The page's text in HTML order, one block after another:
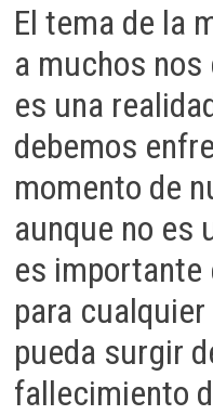
El tema de la
a muchos nos
es una
debemos
momento de
aunque no es
es importante
para
pueda surgir
fallecimiento